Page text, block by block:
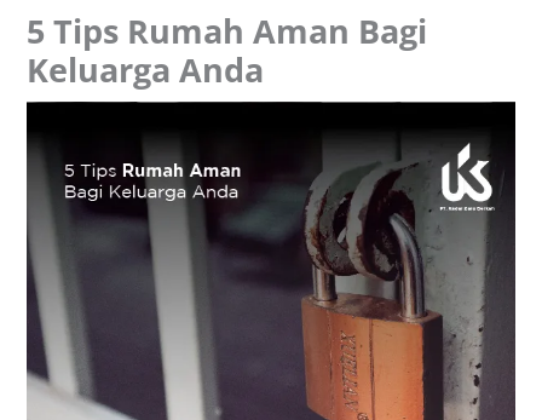
5 Tips Rumah Aman Bagi
Keluarga Anda